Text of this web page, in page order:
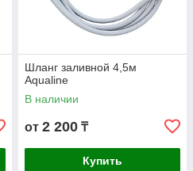
Шланг заливной 4,5м
Aqualine
В наличии
от 2 200 ₸
Купить